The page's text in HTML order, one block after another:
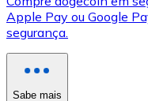
XRP
Ver tudo
Cupons cripto
Apple Pay ou Google
segurança.
Sabe mais